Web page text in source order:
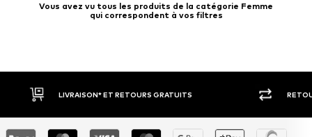
Vous avez vu tous les produits de la catégorie Femme
qui correspondent à vos filtres
LIVRAISON* ET RETOURS GRATUITS